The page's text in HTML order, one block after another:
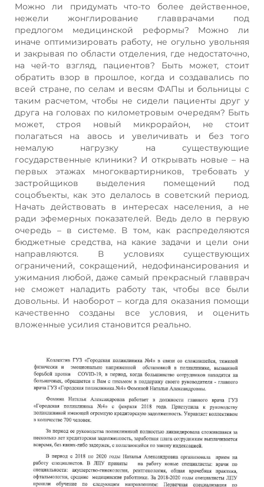
Можно ли придумать что-то более действенное,
нежели жонглирование главврачами под
предлогом медицинской реформы? Можно ли
иначе оптимизировать работу, не огульно увольняя
и закрывая по области отделения, где недостаточно,
на чей-то взгляд, пациентов? Быть может, стоит
обратить взор в прошлое, когда и создавались по
всей стране, по селам и весям ФАПы и больницы с
таким расчетом, чтобы не сидели пациенты друг у
друга на головах по километровым очередям? Быть
может, строя новый микрорайон, не стоит
полагаться на авось и увеличивать и без того
немалую нагрузку на существующие
государственные клиники? И открывать новые – на
первых этажах многоквартирников, требовать у
застройщиков выделения помещений под
соцобъекты, как это делалось в советский период.
Начать действовать в интересах населения, а не
ради эфемерных показателей. Ведь дело в первую
очередь – в системе. В том, как распределяются
бюджетные средства, на какие задачи и цели они
направляются. В условиях существующих
ограничений, сокращений, недофинансирования и
ужимания любой, даже самый прекрасный главврач
не сможет наладить работу так, чтобы все были
довольны. И наоборот – когда для оказания помощи
качественно созданы все условия, и оценить
вложенные усилия становится реально.